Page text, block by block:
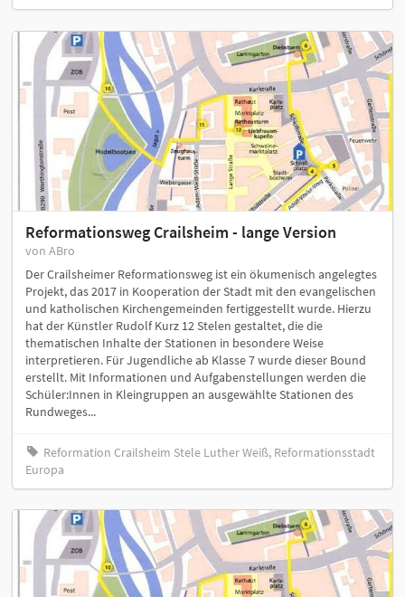
Reformationsweg Crailsheim - lange Version
von ABro
Der Crailsheimer Reformationsweg ist ein ökumenisch angelegtes
Projekt, das 2017 in Kooperation der Stadt mit den evangelischen
und katholischen Kirchengemeinden fertiggestellt wurde. Hierzu
hat der Künstler Rudolf Kurz 12 Stelen gestaltet, die die
thematischen Inhalte der Stationen in besondere Weise
interpretieren. Für Jugendliche ab Klasse 7 wurde dieser Bound
erstellt. Mit Informationen und Aufgabenstellungen werden die
Schüler:Innen in Kleingruppen an ausgewählte Stationen des
Rundweges...
Reformation Crailsheim Stele Luther Weiß, Reformationsstadt
Europa